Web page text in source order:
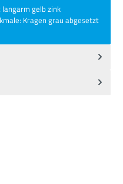
gelb zink
Kragen grau abgesetzt